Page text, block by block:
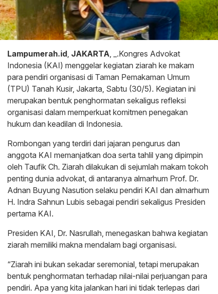
Lampumerah.id, JAKARTA, _.Kongres Advokat
Indonesia (KAI) menggelar kegiatan ziarah ke makam
para pendiri organisasi di Taman Pemakaman Umum
(TPU) Tanah Kusir, Jakarta, Sabtu (30/5). Kegiatan ini
merupakan bentuk penghormatan sekaligus refleksi
organisasi dalam memperkuat komitmen penegakan
hukum dan keadilan di Indonesia.
Rombongan yang terdiri dari jajaran pengurus dan
anggota KAI memanjatkan doa serta tahlil yang dipimpin
oleh Taufik Ch. Ziarah dilakukan di sejumlah makam tokoh
penting dunia advokat, di antaranya almarhum Prof. Dr.
Adnan Buyung Nasution selaku pendiri KAI dan almarhum
H. Indra Sahnun Lubis sebagai pendiri sekaligus Presiden
pertama KAI.
Presiden KAI, Dr. Nasrullah, menegaskan bahwa kegiatan
ziarah memiliki makna mendalam bagi organisasi.
“Ziarah ini bukan sekadar seremonial, tetapi merupakan
bentuk penghormatan terhadap nilai-nilai perjuangan para
pendiri. Apa yang kita jalankan hari ini tidak terlepas dari